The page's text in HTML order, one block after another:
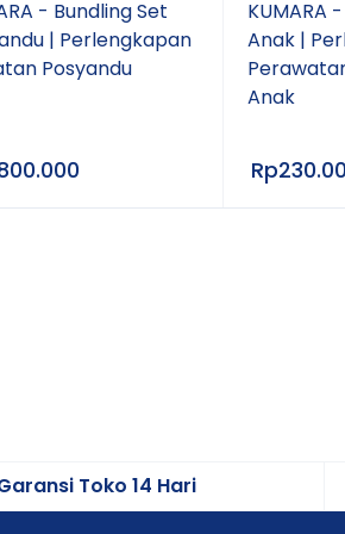
- Bundling Set
| Perlengkapan
Posyandu
KUMARA
Anak |
Anak
Rp
Toko 14 Hari